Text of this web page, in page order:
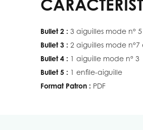
Bullet 2 : 3 aiguilles mode n° 5
Bullet 3 : 2 aiguilles mode n°7
Bullet 4 : 1 aiguille mode n° 3
Bullet 5 : 1 enfile-aiguille
Format Patron : PDF